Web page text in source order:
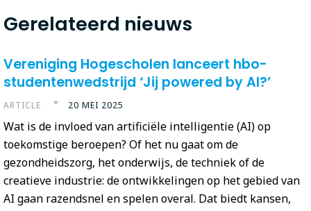
Gerelateerd nieuws
Vereniging Hogescholen lanceert hbo-
studentenwedstrijd ‘Jij powered by AI?’
ARTICLE 20 MEI 2025
Wat is de invloed van artificiële intelligentie (AI) op
toekomstige beroepen? Of het nu gaat om de
gezondheidszorg, het onderwijs, de techniek of de
creatieve industrie: de ontwikkelingen op het gebied van
AI gaan razendsnel en spelen overal. Dat biedt kansen,